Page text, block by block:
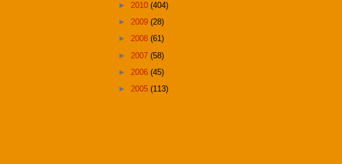
► 2010 (404)
► 2009 (28)
► 2008 (61)
► 2007 (58)
► 2006 (45)
► 2005 (113)